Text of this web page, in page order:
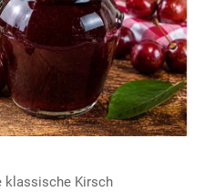
klassische Kirsch